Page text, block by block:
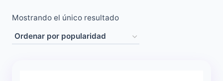
Mostrando el único resultado